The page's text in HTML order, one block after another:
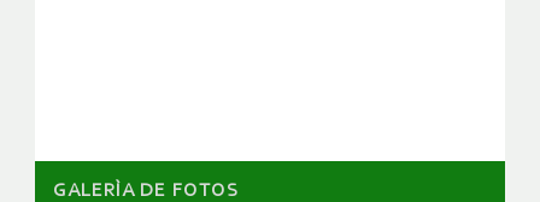
GALERÌA DE FOTOS